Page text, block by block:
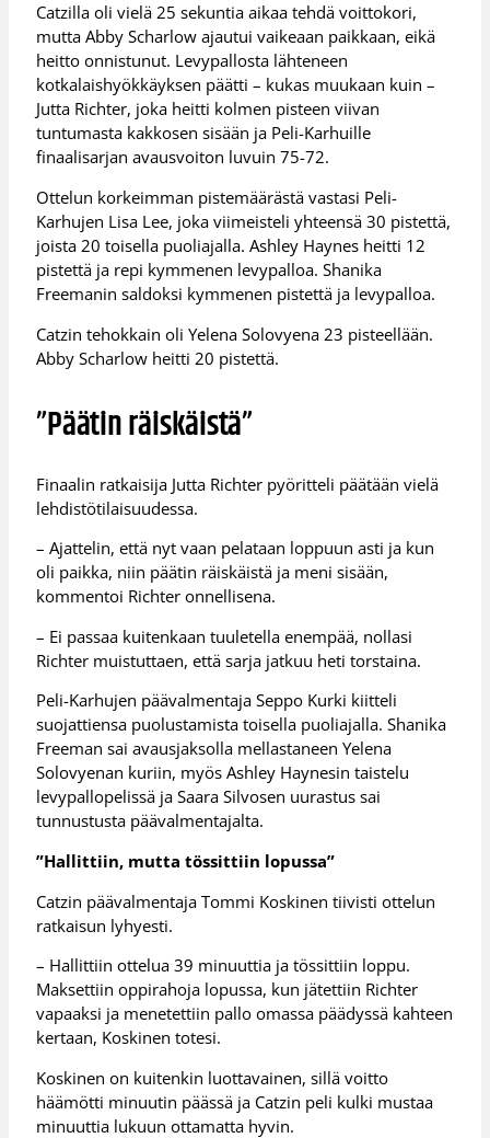
Catzilla oli vielä 25 sekuntia aikaa tehdä voittokori,
mutta Abby Scharlow ajautui vaikeaan paikkaan, eikä
heitto onnistunut. Levypallosta lähteneen
kotkalaishyökkäyksen päätti – kukas muukaan kuin –
Jutta Richter, joka heitti kolmen pisteen viivan
tuntumasta kakkosen sisään ja Peli-Karhuille
finaalisarjan avausvoiton luvuin 75-72.
Ottelun korkeimman pistemäärästä vastasi Peli-
Karhujen Lisa Lee, joka viimeisteli yhteensä 30 pistettä,
joista 20 toisella puoliajalla. Ashley Haynes heitti 12
pistettä ja repi kymmenen levypalloa. Shanika
Freemanin saldoksi kymmenen pistettä ja levypalloa.
Catzin tehokkain oli Yelena Solovyena 23 pisteellään.
Abby Scharlow heitti 20 pistettä.
”Päätin räiskäistä”
Finaalin ratkaisija Jutta Richter pyöritteli päätään vielä
lehdistötilaisuudessa.
– Ajattelin, että nyt vaan pelataan loppuun asti ja kun
oli paikka, niin päätin räiskäistä ja meni sisään,
kommentoi Richter onnellisena.
– Ei passaa kuitenkaan tuuletella enempää, nollasi
Richter muistuttaen, että sarja jatkuu heti torstaina.
Peli-Karhujen päävalmentaja Seppo Kurki kiitteli
suojattiensa puolustamista toisella puoliajalla. Shanika
Freeman sai avausjaksolla mellastaneen Yelena
Solovyenan kuriin, myös Ashley Haynesin taistelu
levypallopelissä ja Saara Silvosen uurastus sai
tunnustusta päävalmentajalta.
”Hallittiin, mutta tössittiin lopussa”
Catzin päävalmentaja Tommi Koskinen tiivisti ottelun
ratkaisun lyhyesti.
– Hallittiin ottelua 39 minuuttia ja tössittiin loppu.
Maksettiin oppirahoja lopussa, kun jätettiin Richter
vapaaksi ja menetettiin pallo omassa päädyssä kahteen
kertaan, Koskinen totesi.
Koskinen on kuitenkin luottavainen, sillä voitto
häämötti minuutin päässä ja Catzin peli kulki mustaa
minuuttia lukuun ottamatta hyvin.